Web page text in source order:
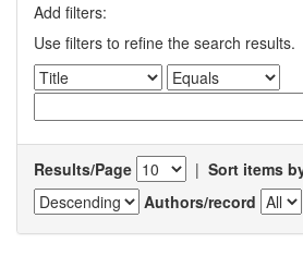
Add filters:
Use filters to refine the search results.
Results/Page | Sort items
Authors/record